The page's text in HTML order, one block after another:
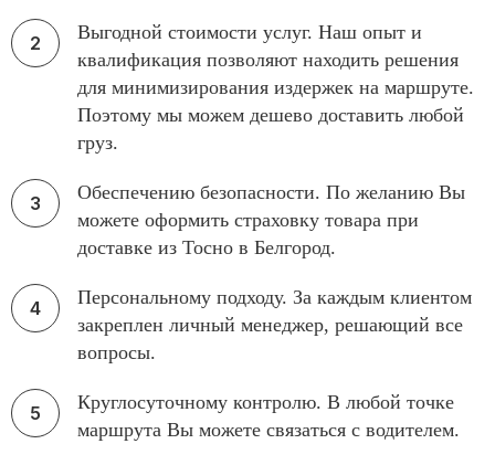
Выгодной стоимости услуг. Наш опыт и
квалификация позволяют находить решения
для минимизирования издержек на маршруте.
Поэтому мы можем дешево доставить любой
груз.
Обеспечению безопасности. По желанию Вы
можете оформить страховку товара при
доставке из Тосно в Белгород.
Персональному подходу. За каждым клиентом
закреплен личный менеджер, решающий все
вопросы.
Круглосуточному контролю. В любой точке
маршрута Вы можете связаться с водителем.